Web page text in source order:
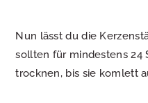
Nun lässt du die
sollten für mindestens 24
trocknen, bis sie komlett